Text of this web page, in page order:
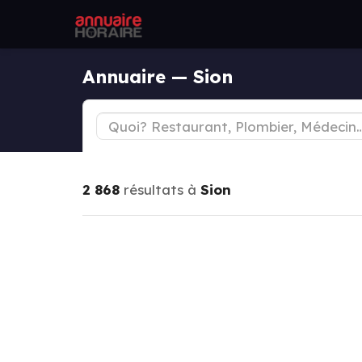
Annuaire — Sion
2 868 résultats à Sion